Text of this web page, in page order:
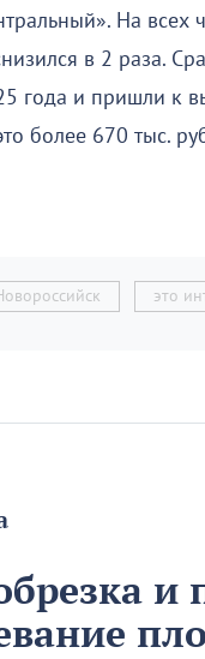
На
в 2 раза.
года и пришли к
более 670 тыс.
это